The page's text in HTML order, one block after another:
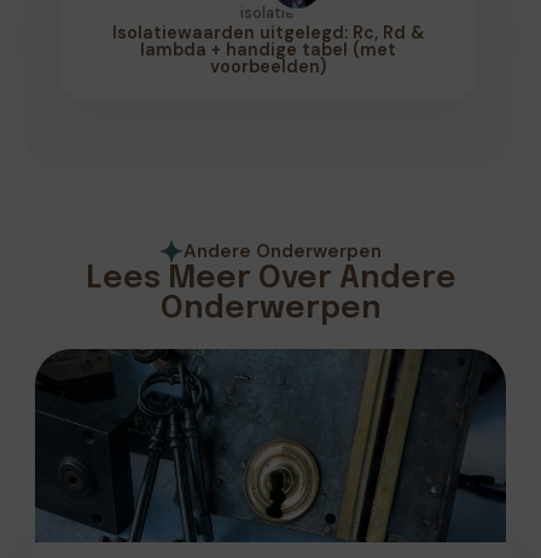
isolatie
Isolatiewaarden uitgelegd: Rc, Rd &
lambda + handige tabel (met
voorbeelden)
Andere Onderwerpen
Lees Meer Over Andere
Onderwerpen